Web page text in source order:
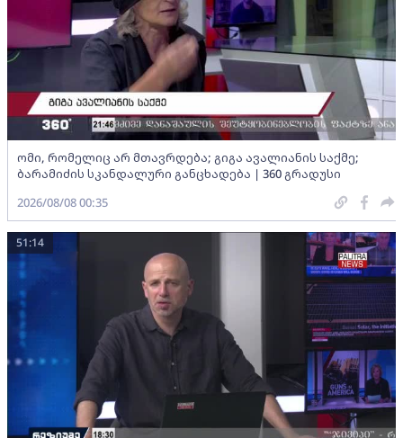
ომი, რომელიც არ მთავრდება; გიგა ავალიანის საქმე;
ბარამიძის სკანდალური განცხადება | 360 გრადუსი
2026/08/08 00:35
51:14